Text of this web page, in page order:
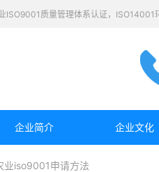
ISO9001质量管理体系认证，
企业简介 企业文化
业iso9001申请方法